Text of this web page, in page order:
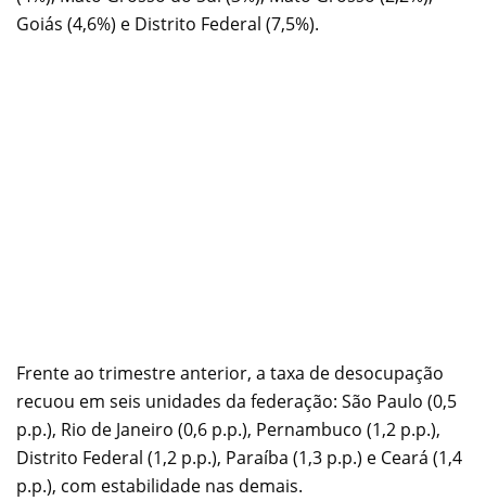
Goiás (4,6%) e Distrito Federal (7,5%).
Frente ao trimestre anterior, a taxa de desocupação
recuou em seis unidades da federação: São Paulo (0,5
p.p.), Rio de Janeiro (0,6 p.p.), Pernambuco (1,2 p.p.),
Distrito Federal (1,2 p.p.), Paraíba (1,3 p.p.) e Ceará (1,4
p.p.), com estabilidade nas demais.